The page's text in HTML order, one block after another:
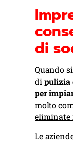
di
Quando
dipulizia
per
molto
eliminate
Le